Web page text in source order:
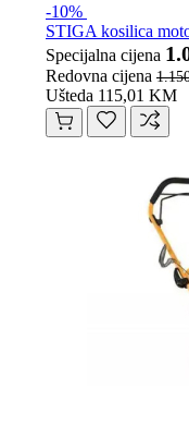
-10%
STIGA kosilica
Specijalna cijena
Redovna cijena
Ušteda 115,01 KM